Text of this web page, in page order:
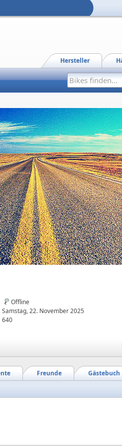
Hersteller
Offline
Samstag, 22. November 2025
640
Gästebuch
Freunde